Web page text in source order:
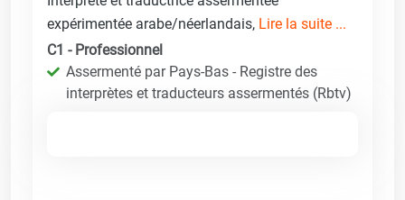
expérimentée arabe/néerlandais, Lire la suite ...
C1 - Professionnel
Assermenté par Pays-Bas - Registre des
interprètes et traducteurs assermentés (Rbtv)